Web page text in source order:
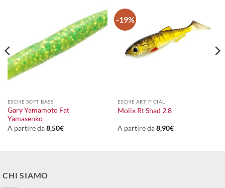
ESCHE SOFT BASS
Gary Yamamoto Fat
Yamasenko
A partire da8,50€
-19%
ESCHE ARTIFICIALI
Molix Rt Shad 2.8
A partire da8,90€
CHI SIAMO